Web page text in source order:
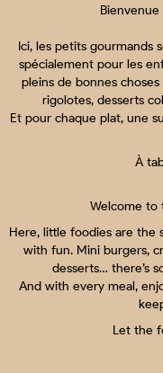
Ici, les petits gourmands
spécialement pour les
pleins de bonnes
rigolotes, desserts
Et pour chaque plat, une
À
Welcome to
Here, little foodies are the
with fun. Mini burgers,
desserts… there’s
And with every meal,
Let the